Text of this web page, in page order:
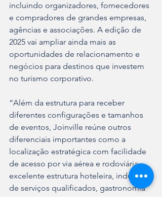
incluindo organizadores, fornecedores
e compradores de grandes empresas,
agências e associações. A edição de
2025 vai ampliar ainda mais as
oportunidades de relacionamento e
negócios para destinos que investem
no turismo corporativo.
“Além da estrutura para receber
diferentes configurações e tamanhos
de eventos, Joinville reúne outros
diferenciais importantes como a
localização estratégica com facilidade
de acesso por via aérea e rodoviária,
excelente estrutura hoteleira, indústria
de serviços qualificados, gastronomia